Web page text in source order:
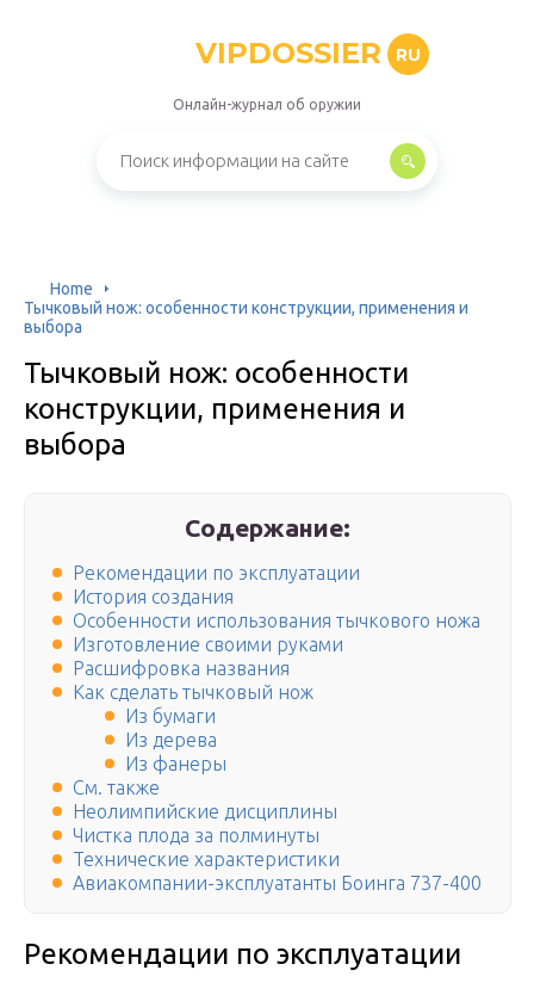
VIPDOSSIER RU
Онлайн-журнал об оружии
Home
Тычковый нож: особенности конструкции, применения и
выбора
Тычковый нож: особенности
конструкции, применения и
выбора
Содержание:
Рекомендации по эксплуатации
История создания
Особенности использования тычкового ножа
Изготовление своими руками
Расшифровка названия
Как сделать тычковый нож
Из бумаги
Из дерева
Из фанеры
См. также
Неолимпийские дисциплины
Чистка плода за полминуты
Технические характеристики
Авиакомпании-эксплуатанты Боинга 737-400
Рекомендации по эксплуатации